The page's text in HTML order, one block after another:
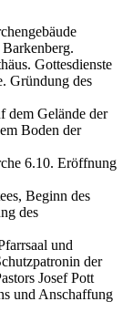
Gottesdienste
Gründung des
dem Gelände der
Boden der
6.10. Eröffnung
Beginn des
des
und
der
Josef Pott
und Anschaffung